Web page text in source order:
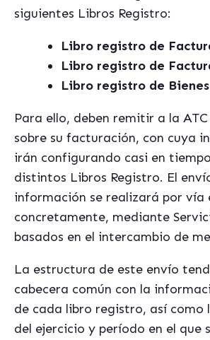
siguientes Libros Registro:
Libro registro de
Libro registro de
Libro registro de
Para ello, deben remitir a la
sobre su facturación, con cuya
irán configurando casi en
distintos Libros Registro. El
información se realizará por vía
concretamente, mediante
basados en el intercambio de
La estructura de este envío
cabecera común con la
de cada libro registro, así como
del ejercicio y período en el que